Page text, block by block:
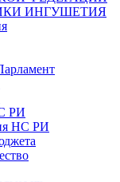
ИНГУШЕТИЯ
РИ
НС РИ